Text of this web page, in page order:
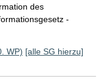
des
-
WP) [alle SG hierzu]